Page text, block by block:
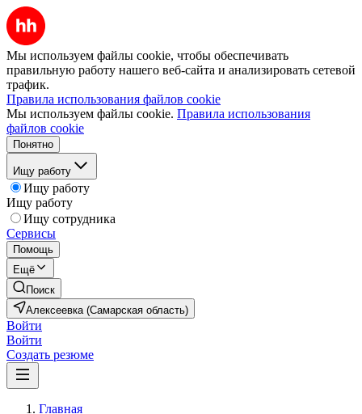
Мы используем файлы cookie, чтобы обеспечивать
правильную работу нашего веб-сайта и анализировать сетевой
трафик.
Правила использования файлов cookie
Мы используем файлы cookie. Правила использования
файлов cookie
Понятно
Ищу работу
Ищу работу
Ищу работу
Ищу сотрудника
Сервисы
Помощь
Ещё
Поиск
Алексеевка (Самарская область)
Войти
Войти
Создать резюме
Главная